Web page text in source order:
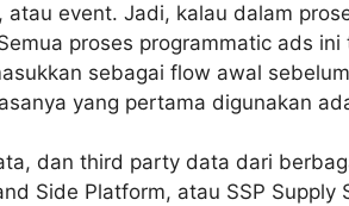
event. Jadi, kalau dalam
proses programmatic ads ini
sebagai flow awal
yang pertama digunakan
dan third party data dari
Side Platform, atau SSP Supply